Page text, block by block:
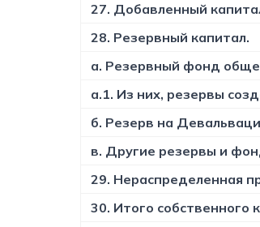
27. Добавленный
28. Резервный капитал.
а. Резервный фонд
а.1. Из них, резервы
б. Резерв на
в. Другие резервы и
29. Нераспределенная
30. Итого собственного